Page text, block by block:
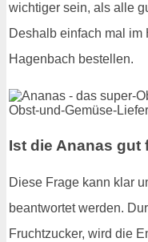
wichtiger sein, als alle
Deshalb einfach mal im
Hagenbach bestellen.
Ist die Ananas gut
Diese Frage kann klar
beantwortet werden.
Fruchtzucker, wird die